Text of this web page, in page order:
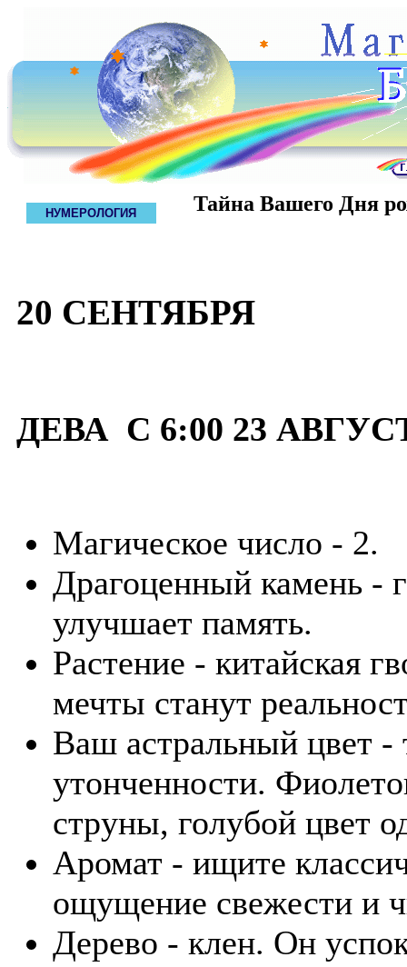
НУМЕРОЛОГИЯ Тайна Вашего Дня
20 СЕНТЯБРЯ
ДЕВА С 6:00 23
Магическое число - 2.
Драгоценный камень -
улучшает память.
Растение - китайская
мечты станут
Ваш астральный цвет -
утонченности.
струны, голубой цвет
Аромат - ищите
ощущение свежести и
Дерево - клен. Он